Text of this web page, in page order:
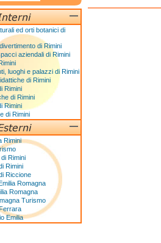
ed orti botanici di
di Rimini
aziendali di Rimini
luoghi e palazzi di Rimini
di Rimini
Rimini
di Rimini
Rimini
di Rimini
Rimini
Rimini
Rimini
Riccione
Romagna
Romagna
Turismo
Emilia